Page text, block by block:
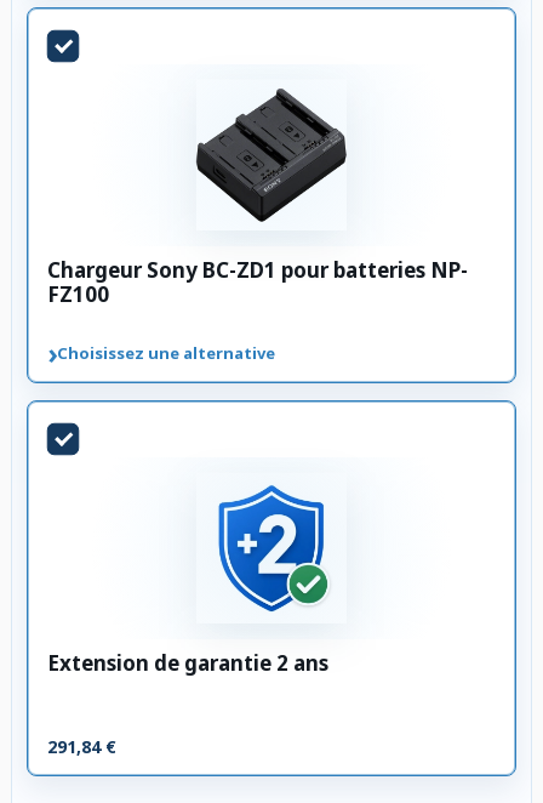
Chargeur Sony BC-ZD1 pour batteries NP-
FZ100
›Choisissez une alternative
Extension de garantie 2 ans
291,84 €